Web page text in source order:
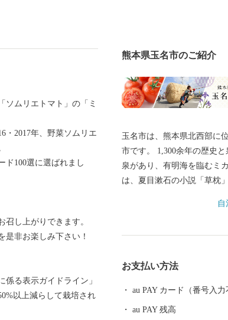
ソムリエトマト」の「ミ
・2017年、野菜ソムリエ
ド100選に選ばれまし
し上がりできます。
是非お楽しみ下さい！
係る表示ガイドライン」
以上減らして栽培され
熊本県玉名市のご紹介
玉名市は、熊本県北西部に
市です。 1,300余年の歴史と泉質の優秀さを誇る玉名温
泉があり、有明海を臨むミ
は、夏目漱石の小説「草枕
に登録された菊池川流域産
樹立し、日本人で初めてオ
た。金栗四三の大きな功績
品の開発で活気に満ち溢れています。
自
お支払い方法
au PAY カード（番号入力
au PAY 残高